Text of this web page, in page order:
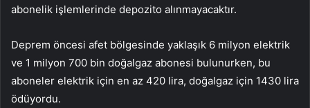
abonelik işlemlerinde depozito alınmayacaktır.
Deprem öncesi afet bölgesinde yaklaşık 6 milyon elektrik
ve 1 milyon 700 bin doğalgaz abonesi bulunurken, bu
aboneler elektrik için en az 420 lira, doğalgaz için 1430 lira
ödüyordu.